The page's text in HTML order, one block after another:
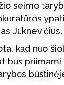
seimo
Juknevičius.
kad nuo
bus